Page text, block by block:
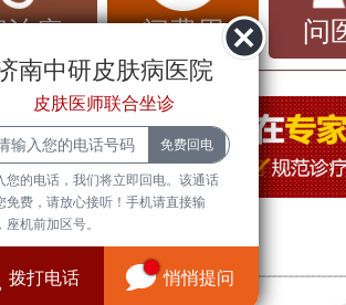
为“雀斑”。虽然雀斑本身是
的成因和影响感到好奇。
底是什么原因呢？将为大
肤色素沉着现象，通常表
治疗 问费用 问
南中研皮肤病医院
皮肤医师联合坐诊
您的电话，我们将立即回电。该通话
免费，请放心接听！手机请直接输
座机前加区号。
拨打电话 悄悄提问